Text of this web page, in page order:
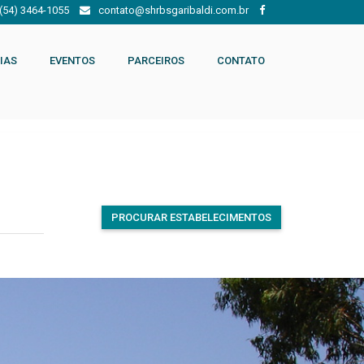
(54) 3464-1055 contato@shrbsgaribaldi.com.br
EVENTOS PARCEIROS CONTATO
PROCURAR ESTABELECIMENTOS